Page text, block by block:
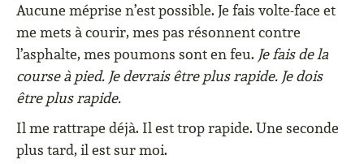
Aucune méprise n’est possible. Je fais volte-face et
me mets à courir, mes pas résonnent contre
l’asphalte, mes poumons sont en feu. Je fais de la
course à pied. Je devrais être plus rapide. Je dois
être plus rapide.
Il me rattrape déjà. Il est trop rapide. Une seconde
plus tard, il est sur moi.